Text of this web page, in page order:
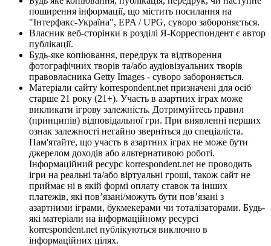
поширення інформації, що містить посилання на
"Інтерфакс-Україна", EPA / UPG, суворо забороняється.
Власник веб-сторінки в розділі Я-Корреспондент є автор
публікації.
Будь-яке копіювання, передрук та відтворення
фотографічних творів та/або аудіовізуальних творів
правовласника Getty Images - суворо забороняється.
Матеріали сайту korrespondent.net призначені для осіб
старше 21 року (21+). Участь в азартних іграх може
викликати ігрову залежність. Дотримуйтесь правил
(принципів) відповідальної гри. При виявленні перших
ознак залежності негайно зверніться до спеціаліста.
Пам'ятайте, що участь в азартних іграх не може бути
джерелом доходів або альтернативою роботі.
Інформаційний ресурс korrespondent.net не проводить
ігри на реальні та/або віртуальні гроші, також сайт не
приймає ні в якій формі оплату ставок та інших
платежів, які пов’язані/можуть бути пов’язані з
азартними іграми, букмекерами чи тоталізаторами. Будь-
які матеріали на інформаційному ресурсі
korrespondent.net публікуються виключно в
інформаційних цілях.